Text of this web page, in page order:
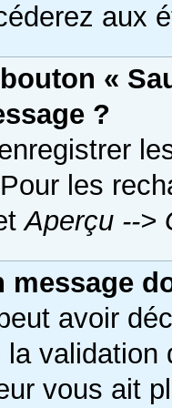
aux
«
?
les
Aperçu -->
message
avoir
vous ait